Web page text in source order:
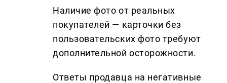
Наличие фото от реальных
покупателей — карточки без
пользовательских фото требуют
дополнительной осторожности.
Ответы продавца на негативные